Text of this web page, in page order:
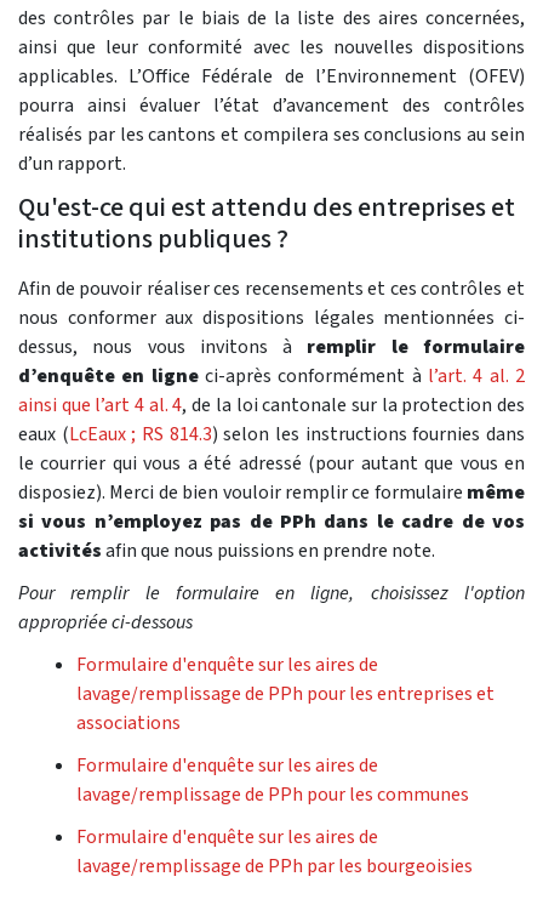
des contrôles par le biais de la liste des aires concernées,
ainsi que leur conformité avec les nouvelles dispositions
applicables. L’Office Fédérale de l’Environnement (OFEV)
pourra ainsi évaluer l’état d’avancement des contrôles
réalisés par les cantons et compilera ses conclusions au sein
d’un rapport.
Qu'est-ce qui est attendu des entreprises et
institutions publiques ?
Afin de pouvoir réaliser ces recensements et ces contrôles et
nous conformer aux dispositions légales mentionnées ci-
dessus, nous vous invitons à remplir le formulaire
d’enquête en ligneci-après conformément à l’art. 4 al. 2
ainsi que l’art 4 al. 4, de la loi cantonale sur la protection des
eaux (LcEaux ; RS 814.3) selon les instructions fournies dans
le courrier qui vous a été adressé (pour autant que vous en
disposiez). Merci de bien vouloir remplir ce formulaire même
si vous n’employez pas de PPh dans le cadre de vos
activitésafin que nous puissions en prendre note.
Pour remplir le formulaire en ligne, choisissez l'option
appropriée ci-dessous
Formulaire d'enquête sur les aires de
lavage/remplissage de PPh pour les entreprises et
associations
Formulaire d'enquête sur les aires de
lavage/remplissage de PPh pour les communes
Formulaire d'enquête sur les aires de
lavage/remplissage de PPh par les bourgeoisies